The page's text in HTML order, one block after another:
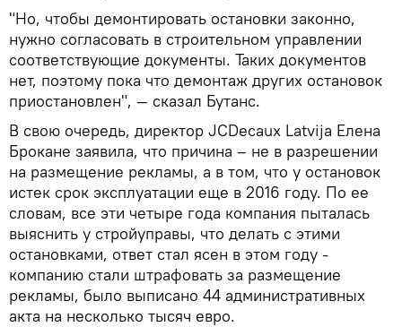
"Но, чтобы демонтировать остановки законно,
нужно согласовать в строительном управлении
соответствующие документы. Таких документов
нет, поэтому пока что демонтаж других остановок
приостановлен", — сказал Бутанс.
В свою очередь, директор JCDecaux Latvija Елена
Брокане заявила, что причина – не в разрешении
на размещение рекламы, а в том, что у остановок
истек срок эксплуатации еще в 2016 году. По ее
словам, все эти четыре года компания пыталась
выяснить у стройуправы, что делать с этими
остановками, ответ стал ясен в этом году -
компанию стали штрафовать за размещение
рекламы, было выписано 44 административных
акта на несколько тысяч евро.